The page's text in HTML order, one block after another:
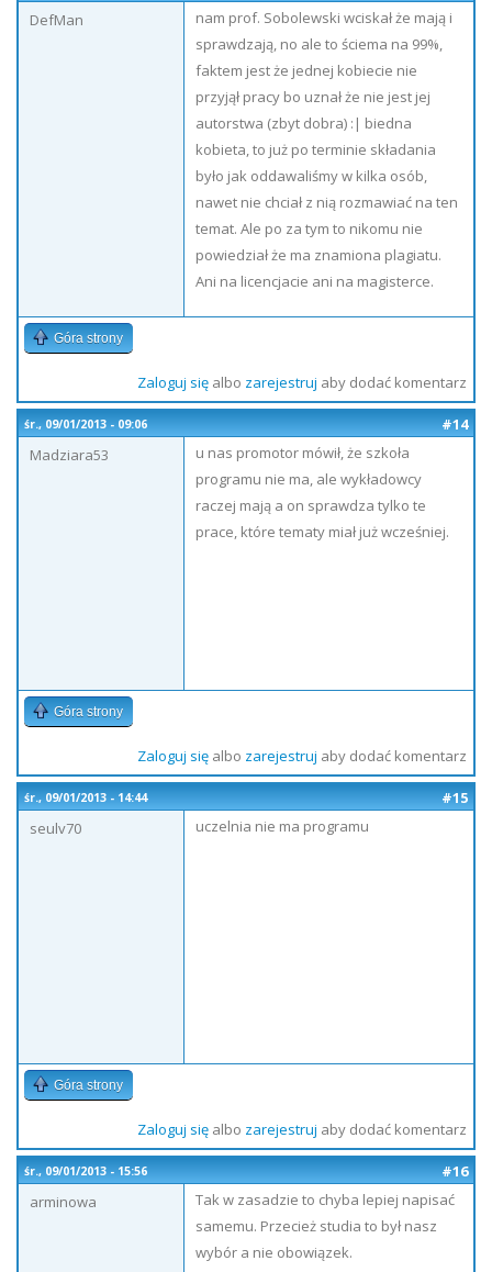
DefMan
nam prof. Sobolewski wciskał że mają i
sprawdzają, no ale to ściema na 99%,
faktem jest że jednej kobiecie nie
przyjął pracy bo uznał że nie jest jej
autorstwa (zbyt dobra) :| biedna
kobieta, to już po terminie składania
było jak oddawaliśmy w kilka osób,
nawet nie chciał z nią rozmawiać na ten
temat. Ale po za tym to nikomu nie
powiedział że ma znamiona plagiatu.
Ani na licencjacie ani na magisterce.
Góra strony
Zaloguj sięalbo zarejestruj aby dodać komentarz
śr., 09/01/2013 - 09:06
#14
Madziara53
u nas promotor mówił, że szkoła
programu nie ma, ale wykładowcy
raczej mają a on sprawdza tylko te
prace, które tematy miał już wcześniej.
Góra strony
Zaloguj sięalbo zarejestruj aby dodać komentarz
śr., 09/01/2013 - 14:44
#15
seulv70
uczelnia nie ma programu
Góra strony
Zaloguj sięalbo zarejestruj aby dodać komentarz
śr., 09/01/2013 - 15:56
#16
arminowa
Tak w zasadzie to chyba lepiej napisać
samemu. Przecież studia to był nasz
wybór a nie obowiązek.